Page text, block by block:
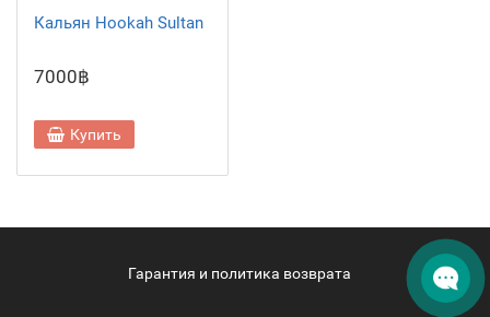
Кальян Hookah Sultan
7000฿
Купить
Гарантия и политика возврата